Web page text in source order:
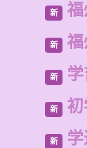
新
新
新
新
新